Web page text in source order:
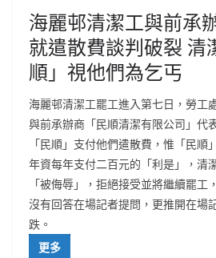
海麗邨清潔工與前承
就遣散費談判破裂 清
順」視他們為乞丐
海麗邨清潔工罷工進入第七日，勞工
與前承辦商「民順清潔有限公司」代
「民順」支付他們遣散費，惟「民順
年資每年支付二百元的「利是」，清
「被侮辱」，拒絕接受並將繼續罷工
沒有回答在場記者提問，更推開在場
跌。
更多